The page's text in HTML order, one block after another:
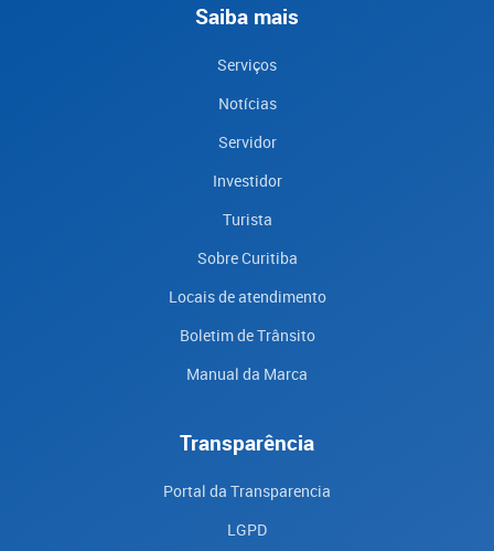
Saiba mais
Serviços
Notícias
Servidor
Investidor
Turista
Sobre Curitiba
Locais de atendimento
Boletim de Trânsito
Manual da Marca
Transparência
Portal da Transparencia
LGPD